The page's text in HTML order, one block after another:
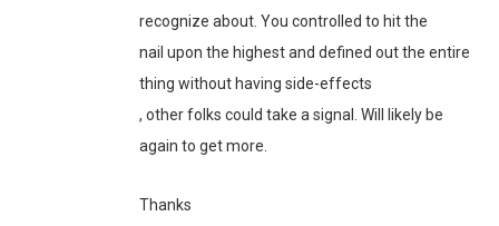
recognize about. You controlled to hit the
nail upon the highest and defined out the entire
thing without having side-effects
, other folks could take a signal. Will likely be
again to get more.
Thanks